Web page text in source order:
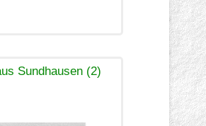
Sundhausen (2)